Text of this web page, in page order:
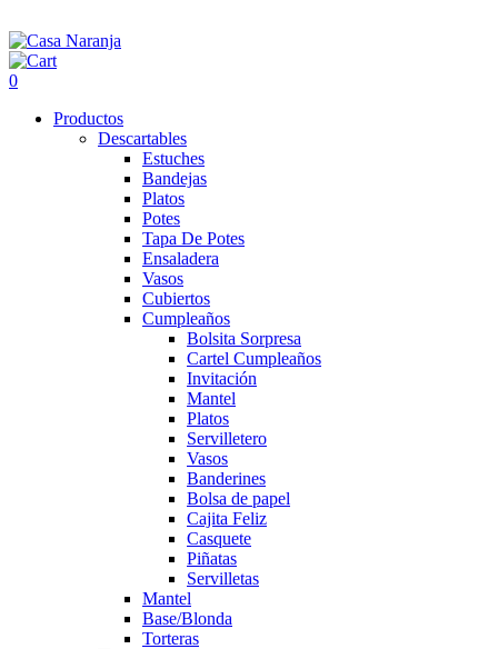
0
Productos
Descartables
Estuches
Bandejas
Platos
Potes
Tapa De Potes
Ensaladera
Vasos
Cubiertos
Cumpleaños
Bolsita Sorpresa
Cartel Cumpleaños
Invitación
Mantel
Platos
Servilletero
Vasos
Banderines
Bolsa de papel
Cajita Feliz
Casquete
Piñatas
Servilletas
Mantel
Base/Blonda
Torteras